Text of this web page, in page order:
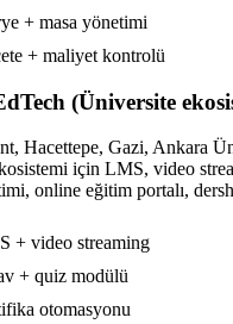
+ masa yönetimi
+ maliyet kontrolü
(Üniversite
Hacettepe, Gazi, Ankara
için LMS, video
online eğitim portalı,
+ video streaming
+ quiz modülü
otomasyonu